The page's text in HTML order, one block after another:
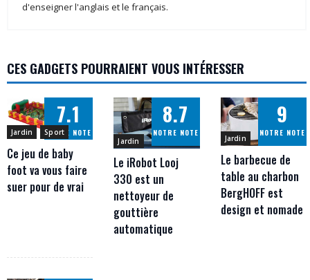
d'enseigner l'anglais et le français.
CES GADGETS POURRAIENT VOUS INTÉRESSER
7.1
NOTRE NOTE
Jardin Sport
Ce jeu de baby
foot va vous faire
suer pour de vrai
8.7
NOTRE NOTE
Jardin
Le iRobot Looj
330 est un
nettoyeur de
gouttière
automatique
9
NOTRE NOTE
Jardin
Le barbecue de
table au charbon
BergHOFF est
design et nomade